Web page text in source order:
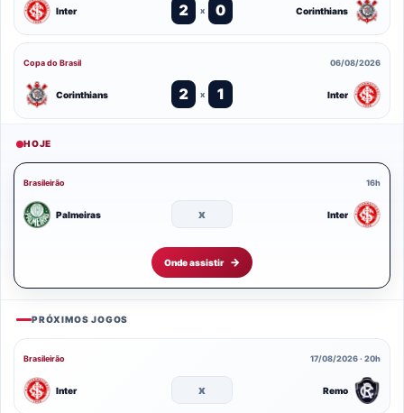
Inter 2 x 0 Corinthians
Copa do Brasil 06/08/2026
Corinthians 2 x 1 Inter
HOJE
Brasileirão 16h
Palmeiras x Inter
Onde assistir
PRÓXIMOS JOGOS
Brasileirão 17/08/2026 · 20h
Inter x Remo